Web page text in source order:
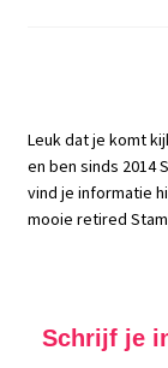
Leuk dat je komt
en ben sinds 2014
vind je informatie
mooie retired
Schrijf je